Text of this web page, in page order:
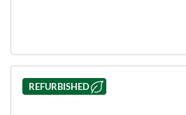
REFURBISHED